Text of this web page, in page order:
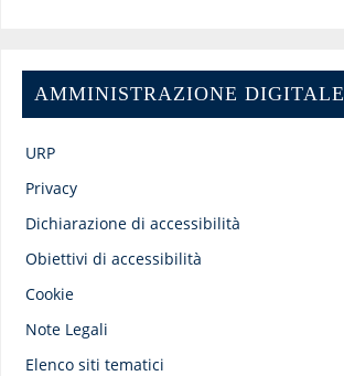
AMMINISTRAZIONE DIGITALE
URP
Privacy
Dichiarazione di accessibilità
Obiettivi di accessibilità
Cookie
Note Legali
Elenco siti tematici